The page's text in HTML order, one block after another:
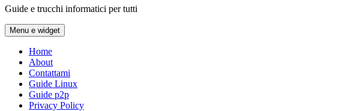
Guide e trucchi informatici per tutti
Menu e widget
Home
About
Contattami
Guide Linux
Guide p2p
Privacy Policy